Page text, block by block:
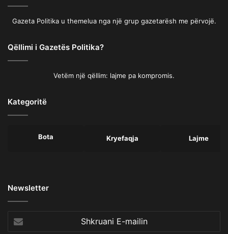
Gazeta Politika u themelua nga një grup gazetarësh me përvojë.
Qëllimi i Gazetës Politika?
Vetëm një qëllim: lajme pa kompromis.
Kategoritë
Bota Kryefaqja Lajme
Newsletter
E-